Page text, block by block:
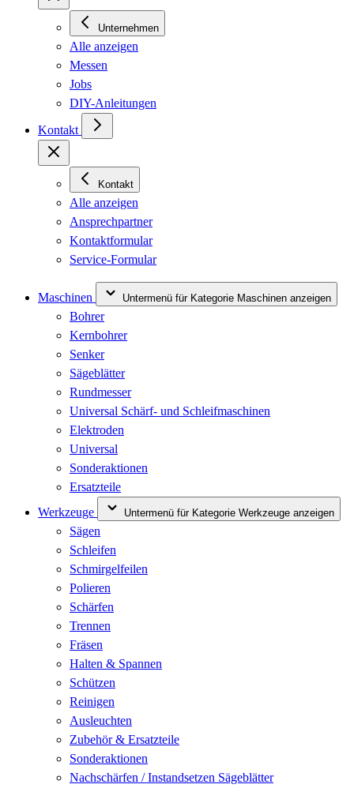
Unternehmen
Alle anzeigen
Messen
Jobs
DIY-Anleitungen
Kontakt
Kontakt
Alle anzeigen
Ansprechpartner
Kontaktformular
Service-Formular
Maschinen Untermenü für Kategorie Maschinen anzeigen
Bohrer
Kernbohrer
Senker
Sägeblätter
Rundmesser
Universal Schärf- und Schleifmaschinen
Elektroden
Universal
Sonderaktionen
Ersatzteile
Werkzeuge
Untermenü für Kategorie Werkzeuge anzeigen
Sägen
Schleifen
Schmirgelfeilen
Polieren
Schärfen
Trennen
Fräsen
Halten & Spannen
Schützen
Reinigen
Ausleuchten
Zubehör & Ersatzteile
Sonderaktionen
Nachschärfen / Instandsetzen Sägeblätter